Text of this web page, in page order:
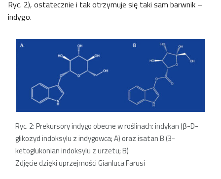
Ryc. 2), ostatecznie i tak otrzymuje się taki sam barwnik –
indygo.
Ryc. 2: Prekursory indygo obecne w roślinach: indykan (β-D-
glikozyd indoksylu z indygowca; A) oraz isatan B (3-
ketoglukonian indoksylu z urzetu; B)
Zdjęcie dzięki uprzejmości Gianluca Farusi